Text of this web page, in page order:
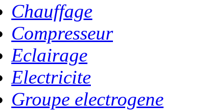
Chauffage
Compresseur
Eclairage
Electricite
Groupe electrogene